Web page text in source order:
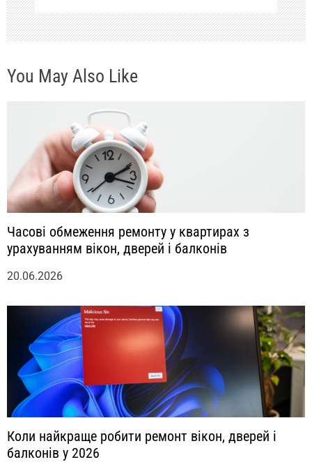
и
с
я
You May Also Like
Часові обмеження ремонту у квартирах з
урахуванням вікон, дверей і балконів
20.06.2026
Коли найкраще робити ремонт вікон, дверей і
балконів у 2026